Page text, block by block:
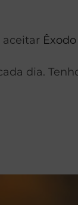
aceitar Êxodo
dia.